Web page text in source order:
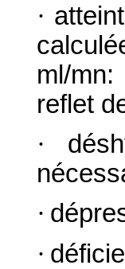
·
ml/
reflet
·
·
·